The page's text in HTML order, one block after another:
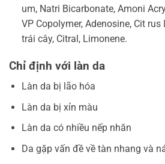
um, Natri Bicarbonate, Amoni
VP Copolymer, Adenosine, Cit
trái cây, Citral, Limonene.
Chỉ định với làn da
Làn da bị lão hóa
Làn da bị xỉn màu
Làn da có nhiều nếp nhăn
Da gặp vấn đề về tàn nhang và